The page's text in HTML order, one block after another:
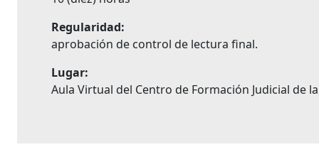
Regularidad:
aprobación de control de lectura final.
Lugar:
Aula Virtual del Centro de Formación Judicial de la